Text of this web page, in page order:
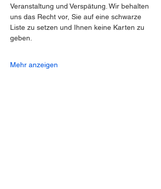
Veranstaltung und Verspätung. Wir behalten
uns das Recht vor, Sie auf eine schwarze
Liste zu setzen und Ihnen keine Karten zu
geben.
Mehr anzeigen